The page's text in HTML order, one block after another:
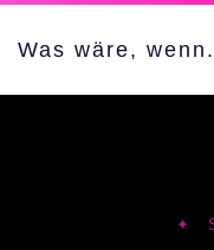
Was wäre,
✦